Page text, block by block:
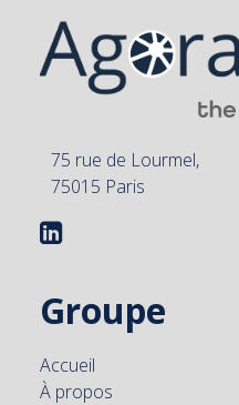
75 rue de Lourmel,
75015 Paris
Groupe
Accueil
À propos